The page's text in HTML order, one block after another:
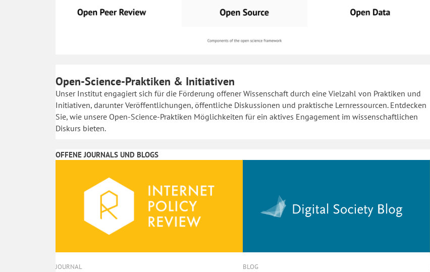
Open-Science-Praktiken & Initiativen
Unser Institut engagiert sich für die Förderung offener Wissenschaft durch eine Vielzahl von Praktiken und
Initiativen, darunter Veröffentlichungen, öffentliche Diskussionen und praktische Lernressourcen. Entdecken
Sie, wie unsere Open-Science-Praktiken Möglichkeiten für ein aktives Engagement im wissenschaftlichen
Diskurs bieten.
OFFENE JOURNALS UND BLOGS
JOURNAL BLOG